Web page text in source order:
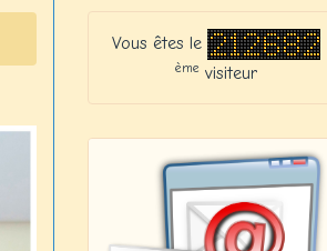
Vous êtes le
ème visiteur